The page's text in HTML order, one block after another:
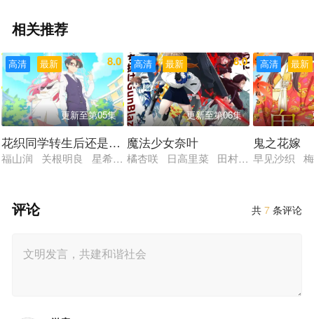
相关推荐
最新
高清 8.0
更新至第05集
花织同学转生后还是想干架
福山润 关根明良 星希成奏 上田瞳 德井青空
最新
高清 8.0
更新至第06集
魔法少女奈叶
橘杏咲 日高里菜 田村由香里 水树
最新
高清
鬼之花嫁
早见沙织
共7 条评论
评论